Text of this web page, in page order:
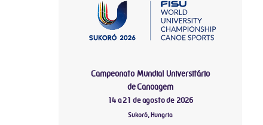
Campeonato Mundial Universitário
de Canoagem
14 a 21 de agosto de 2026
Sukoró, Hungria